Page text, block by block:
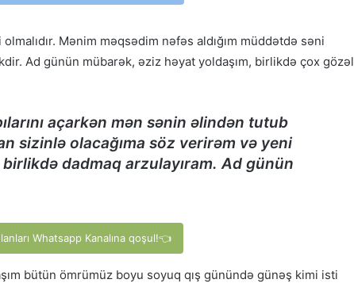
Mənim məqsədim nəfəs aldığım müddətdə səni
Ad günün mübarək, əziz həyat yoldaşım, birlikdə çox gözəl
açarkən mən sənin əlindən tutub
sizinlə olacağıma söz verirəm və yeni
dadmaq arzulayıram. Ad günün
Whatsapp Kanalına qoşul!👈
bütün ömrümüz boyu soyuq qış günündə günəş kimi isti